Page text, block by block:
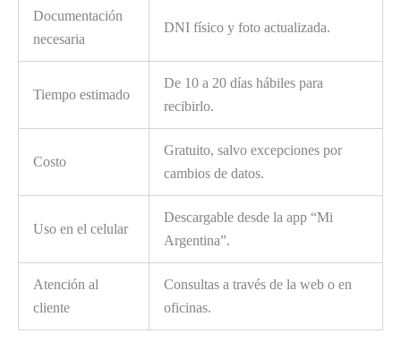
Documentación
necesaria
DNI físico y foto actualizada.
Tiempo estimado
De 10 a 20 días hábiles para
recibirlo.
Costo
Gratuito, salvo excepciones por
cambios de datos.
Uso en el celular
Descargable desde la app “Mi
Argentina”.
Atención al
cliente
Consultas a través de la web o en
oficinas.